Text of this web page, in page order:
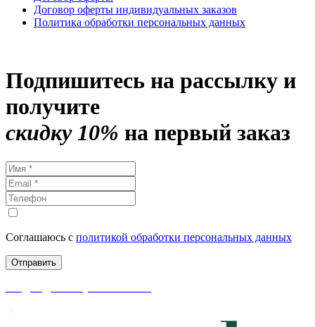
Договор оферты индивидуальных заказов
Политика обработки персональных данных
Подпишитесь на рассылку и
получите
скидку 10% на первый заказ
Соглашаюсь с политикой обработки персональных данных